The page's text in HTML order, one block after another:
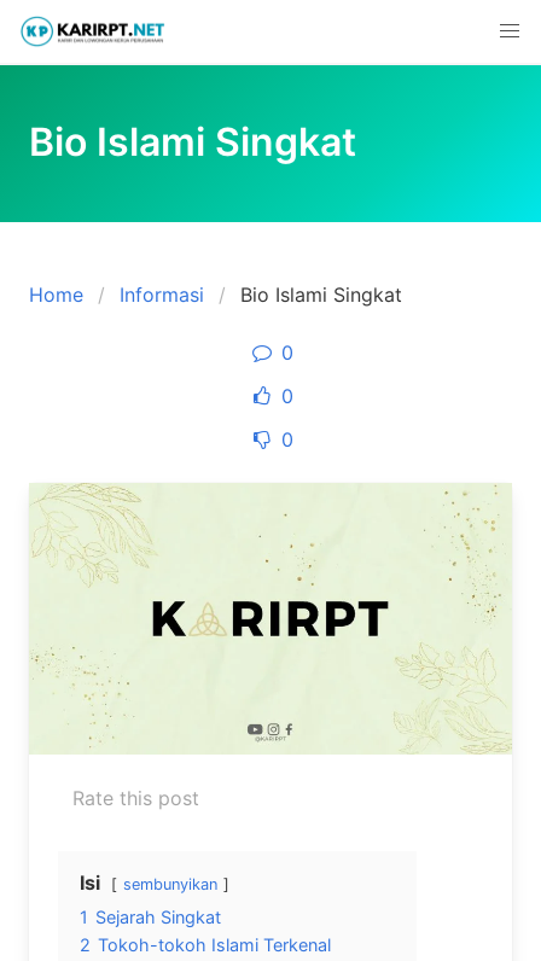
Skip
content
Bio Islami Singkat
Home Informasi Bio Islami Singkat
0
0
0
Rate this post
Isi sembunyikan
1 Sejarah Singkat
2 Tokoh-tokoh Islami Terkenal